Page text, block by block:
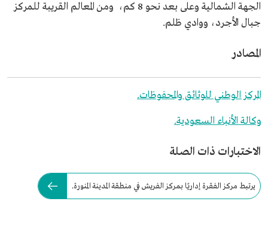
الجهة الشمالية وعلى بعد نحو 8 كم، ومن المعالم القريبة للمركز
جبال الأجرد، ووادي ظلم.
المصادر
المركز الوطني للوثائق والمحفوظات.
وكالة الأنباء السعودية.
الاختبارات ذات الصلة
يرتبط مركز الفقرة إداريًا بمركز الفريش في منطقة المدينة المنورة.